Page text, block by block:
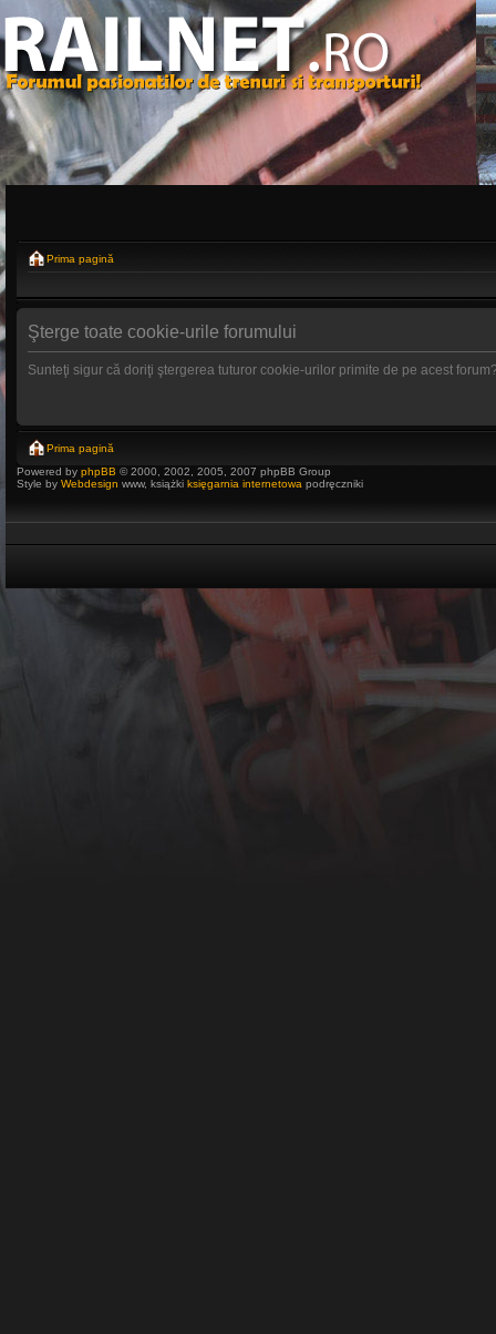
Prima pagină
Şterge toate cookie-urile forumului
Sunteţi sigur că doriţi ştergerea tuturor cookie-urilor primite de pe acest
Prima pagină
Powered by phpBB © 2000, 2002, 2005, 2007 phpBB Group
Style by Webdesign www, książki księgarnia internetowa podręczniki